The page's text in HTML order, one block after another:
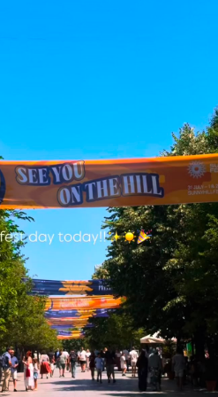
të natës së
Katy Perry, e cila dhuroi një
në skenën e
ka publikuar pamje nga
së Perry-t, duke e